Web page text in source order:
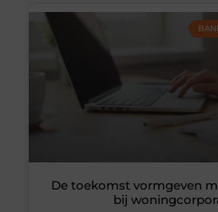
De toekomst vormgeven
bij